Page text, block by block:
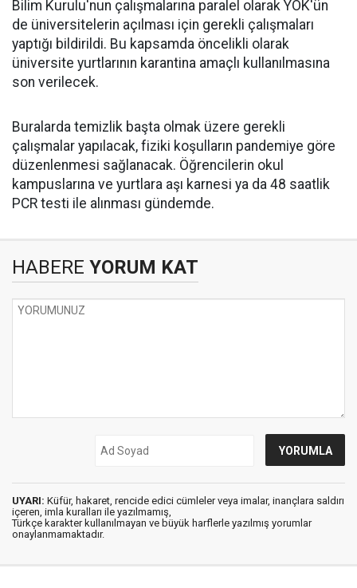
Bilim Kurulu'nun çalışmalarına paralel olarak YÖK'ün
de üniversitelerin açılması için gerekli çalışmaları
yaptığı bildirildi. Bu kapsamda öncelikli olarak
üniversite yurtlarının karantina amaçlı kullanılmasına
son verilecek.
Buralarda temizlik başta olmak üzere gerekli
çalışmalar yapılacak, fiziki koşulların pandemiye göre
düzenlenmesi sağlanacak. Öğrencilerin okul
kampuslarına ve yurtlara aşı karnesi ya da 48 saatlik
PCR testi ile alınması gündemde.
HABERE YORUM KAT
UYARI: Küfür, hakaret, rencide edici cümleler veya imalar, inançlara saldırı
içeren, imla kuralları ile yazılmamış,
Türkçe karakter kullanılmayan ve büyük harflerle yazılmış yorumlar
onaylanmamaktadır.